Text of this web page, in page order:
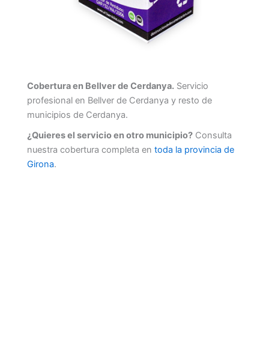
Cobertura en Bellver de Cerdanya. Servicio
profesional en Bellver de Cerdanya y resto de
municipios de Cerdanya.
¿Quieres el servicio en otro municipio? Consulta
nuestra cobertura completa en toda la provincia de
Girona.